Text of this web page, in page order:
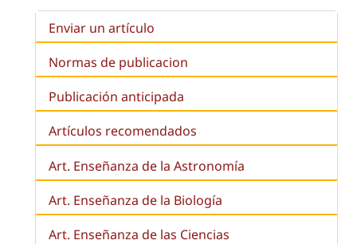
Enviar un artículo
Normas de publicacion
Publicación anticipada
Artículos recomendados
Art. Enseñanza de la Astronomía
Art. Enseñanza de la Biología
Art. Enseñanza de las Ciencias